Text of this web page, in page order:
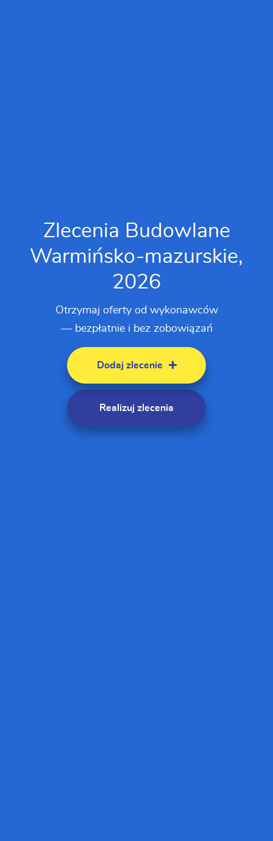
Zlecenia Budowlane
Warmińsko-mazurskie,
2026
Otrzymaj oferty od wykonawców
— bezpłatnie i bez zobowiązań
Dodaj zlecenie
Realizuj zlecenia